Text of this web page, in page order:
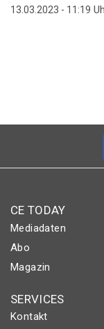
13.03.2023 - 11:19
CE TODAY
Mediadaten
Abo
Magazin
SERVICES
Kontakt